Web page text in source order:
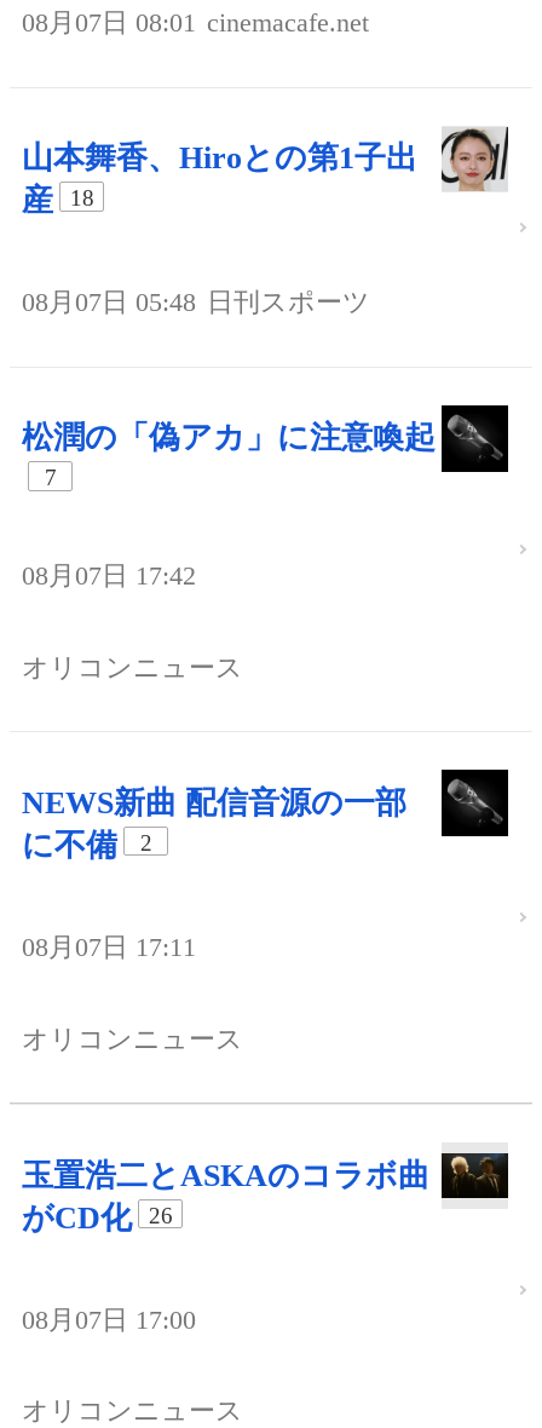
08月07日 08:01 cinemacafe.net
山本舞香、Hiroとの第1子出
産
18
08月07日 05:48 日刊スポーツ
松潤の「偽アカ」に注意喚起
7
08月07日 17:42
オリコンニュース
NEWS新曲 配信音源の一部
に不備
2
08月07日 17:11
オリコンニュース
玉置浩二とASKAのコラボ曲
がCD化
26
08月07日 17:00
オリコンニュース